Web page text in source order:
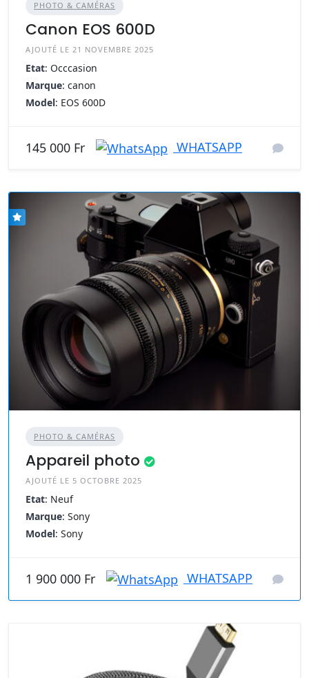
PHOTO & CAMÉRAS
Canon EOS 600D
AJOUTÉ LE 21 NOVEMBRE 2025
Etat: Occcasion
Marque: canon
Model: EOS 600D
145 000 Fr WHATSAPP
PHOTO & CAMÉRAS
Appareil photo
AJOUTÉ LE 5 OCTOBRE 2025
Etat: Neuf
Marque: Sony
Model: Sony
1 900 000 Fr WHATSAPP